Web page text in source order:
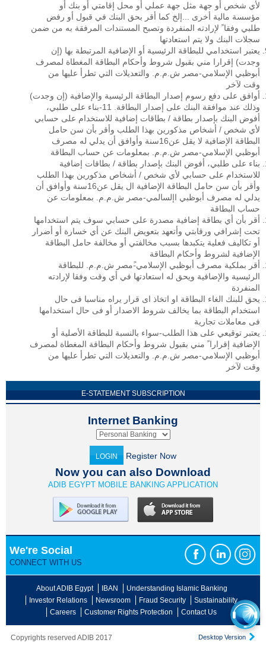
لأي شخص أو جهة مثل جهة عملي أو محل إقامتي أو بنك أو
مؤسسة مالية أخرى ...إلخ كما أقر بحق البنك في قبول أو رفض
طلبي وفقا ً لإرادته المنفردة وتصبح المستندات المرفقة به من ضمن
سجلات البنك ولا يتم استعادتها
يعتبر استخدامي للبطاقة الرئيسية أو الإضافية المرتبطة بها (إن
وجدت) إقرارا مني بقبول شروط وأحكام البطاقة المغطاة لمصرف
أبوظبي الإسلامي-مصر ش.م.م. والتعديلات التي تطرأ عليها من
وقت لآخر
أوافق على دفع رسوم إصدار البطاقة الرئيسية والإضافية (إن وجدت)
وذلك عند موافقة البنك على إصدار البطاقة. 11-بناء على طلبي،
أفوض البنك بإصدار بطاقة / بطاقات إضافية للاستخدام على حسابي
لأي شخص / أشخاص مذكورين بهذا الطلب وأقر بأن سن حامل
البطاقة الإضافية لا يقل عن16سنة وأوافق أن يدلي له مصرف
أبوظبي الإسلامي-مصر ش.م.م. بمعلومات عن حساب البطاقة
بناء على طلبي، أفوض البنك بإصدار بطاقة / بطاقات إضافية
للاستخدام على حسابي لأي شخص / أشخاص مذكورين بهذا الطلب
وأقر بأن سن حامل البطاقة الإضافية ال يقل عن16سنة وأوافق أن
يدلي له مصرف أبوظبي اإلسالمي-مصر ش.م.م. بمعلومات عن
حساب البطاقة
أقر بأن أي بطاقة إضافية مصدرة على حسابي سوف يتم استخدامها
تحت إشرافي ورقابتي وأتعهد بتعويض البنك عن أي خسارة أو أضرار
أو تكاليف فعلية يتكبدها بسبب مخالفتي أو مخالفة حامل البطاقة
الإضافية لشروط وأحكام البطاقة
أقر بملكية مصرف أبوظبي الإسلامي-ًمصر ش.م.م. للبطاقة
الرئيسية والإضافية ويحق له استعادتها في أي وقت وفقا لإرادته
المنفردة
يحق للبنك الغاء البطاقة او اتخاذ اى قرار يراه مناسبا فى حال
استخدام البطاقة بما يخالف شروط الاصدار أو فى حال استخدامها
فى معاملات تجارية
يعتبر توقيعي على هذا الطلب-سواء بالنسبة للبطاقة الأصلية أو
الإضافية إقرارا ً مني بقبول شروط وأحكام البطاقة المغطاة لمصرف
أبوظبي الإسلامي-مصر ش.م.م. والتعديلات التي تطرأ عليها من
وقت لآخر
E-STATEMENT SUBSCRIPTION
Internet Banking
LOGIN Register Now
Now you can also Download
ADIB EGYPT MOBILE BANKING APPLICATION
We're Social
CONNECT WITH US
About ADIB Egypt IBAN
Understanding Islamic Banking
Investor Relations
Newsroom Fraud Security
Sustainability
Careers
Customer Rights Protection Contact Us
Copyrights reserved ADIB 2017 Desktop Version